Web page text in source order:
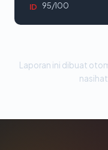
ID 95/100
Laporan ini dibuat